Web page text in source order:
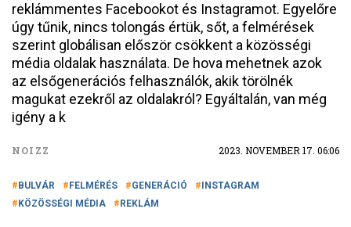
reklámmentes Facebookot és Instagramot. Egyelőre
úgy tűnik, nincs tolongás értük, sőt, a felmérések
szerint globálisan először csökkent a közösségi
média oldalak használata. De hova mehetnek azok
az elsőgenerációs felhasználók, akik törölnék
magukat ezekről az oldalakról? Egyáltalán, van még
igény a k
NOIZZ 2023. NOVEMBER 17. 06:06
BULVÁR FELMÉRÉS GENERÁCIÓ
INSTAGRAM
KÖZÖSSÉGI MÉDIA
REKLÁM